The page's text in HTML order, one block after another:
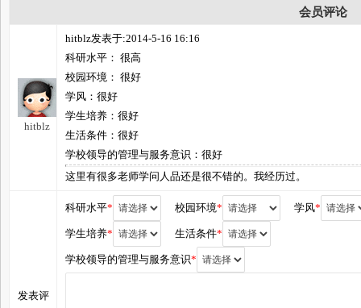
会员评论
hitblz
hitblz发表于:2014-5-16 16:16
科研水平： 很高
校园环境： 很好
学风：很好
学生培养：很好
生活条件：很好
学校领导的管理与服务意识：很好
这里有很多老师学问人品还是很不错的。我经历过。
发表评
科研水平* 校园环境* 学风*
学生培养* 生活条件*
学校领导的管理与服务意识*